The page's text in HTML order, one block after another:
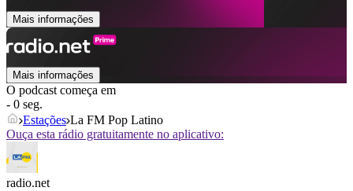
Mais informações
Mais informações
O podcast começa em
- 0 seg.
Estações La FM Pop Latino
Ouça esta rádio gratuitamente no aplicativo:
radio.net